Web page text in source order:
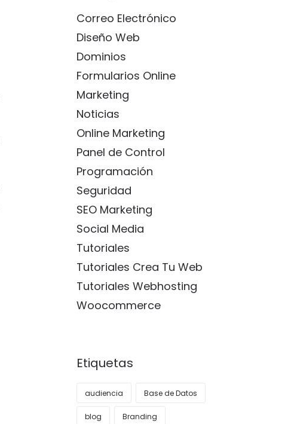
Correo Electrónico
Diseño Web
Dominios
Formularios Online
Marketing
Noticias
Online Marketing
Panel de Control
Programación
Seguridad
SEO Marketing
Social Media
Tutoriales
Tutoriales Crea Tu Web
Tutoriales Webhosting
Woocommerce
Etiquetas
audiencia Base de Datos
blog Branding